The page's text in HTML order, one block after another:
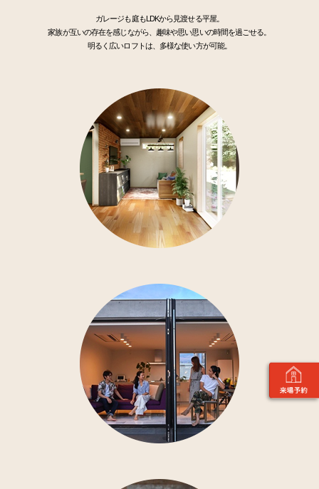
ガレージも庭もLDKから見渡せる平屋。
家族が互いの存在を感じながら、趣味や思い思いの時間を過ごせる。
明るく広いロフトは、多様な使い方が可能。